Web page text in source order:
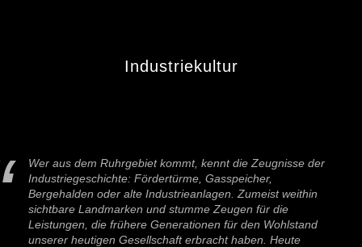
Industriekultur
Wer aus dem Ruhrgebiet kommt, kennt die Zeugnisse der
Industriegeschichte: Fördertürme, Gasspeicher,
Bergehalden oder alte Industrieanlagen. Zumeist weithin
sichtbare Landmarken und stumme Zeugen für die
Leistungen, die frühere Generationen für den Wohlstand
unserer heutigen Gesellschaft erbracht haben. Heute